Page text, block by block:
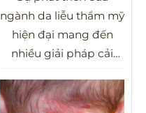
RF
ngành da liễu thẩm mỹ
hiện đại mang đến
nhiều giải pháp cải
trúc bề mặt da như
sẹo rỗ, lỗ chân lông to,